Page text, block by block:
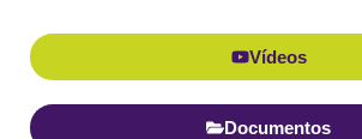
Vídeos
Documentos